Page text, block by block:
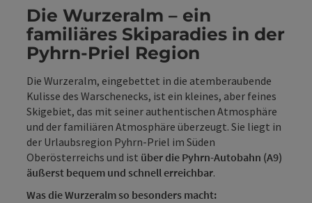
Die Wurzeralm – ein
familiäres Skiparadies in der
Pyhrn-Priel Region
Die Wurzeralm, eingebettet in die atemberaubende
Kulisse des Warschenecks, ist ein kleines, aber feines
Skigebiet, das mit seiner authentischen Atmosphäre
und der familiären Atmosphäre überzeugt. Sie liegt in
der Urlaubsregion Pyhrn-Priel im Süden
Oberösterreichs und ist über die Pyhrn-Autobahn (A9)
äußerst bequem und schnell erreichbar.
Was die Wurzeralm so besonders macht: